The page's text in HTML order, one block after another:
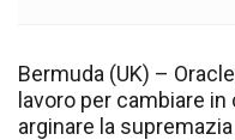
Bermuda (UK) –
lavoro per cambiare
arginare la